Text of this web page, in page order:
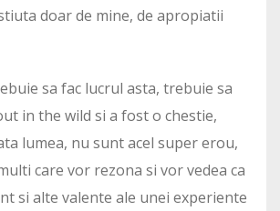
doar de mine, de apropiatii
sa fac lucrul asta, trebuie sa
in the wild si a fost o chestie,
lumea, nu sunt acel super erou,
care vor rezona si vor vedea ca
si alte valente ale unei experiente